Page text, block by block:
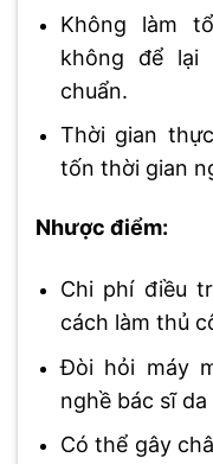
Không làm
không để lại
chuẩn.
Thời gian
tốn thời gian
Nhược điểm:
Chi phí điều
cách làm thủ
Đòi hỏi máy
nghề bác sĩ
Có thể gây